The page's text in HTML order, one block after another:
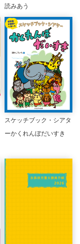
読みあう
スケッチブック・シアタ
ーかくれんぼだいすき